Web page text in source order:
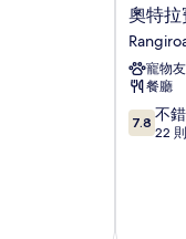
奧
特
拉
賓
館
奧特拉
寵物
餐廳
7.8
分，
7.8 不
22